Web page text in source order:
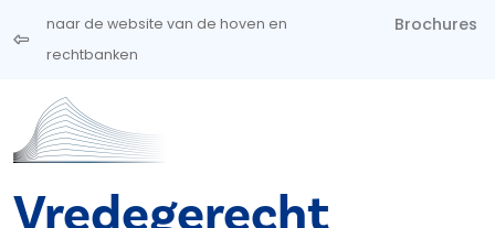
Overslaan en naar de inhoud gaan
naar de website van de hoven en
rechtbanken
Brochures